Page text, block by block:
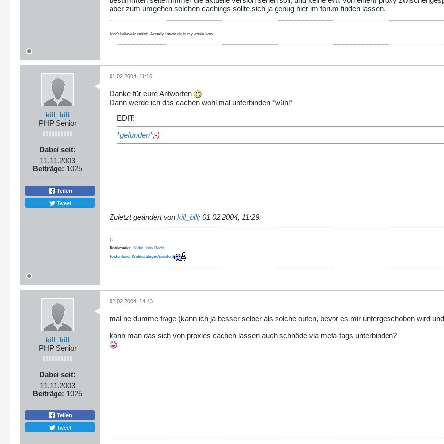
aber zum umgehen solchen cachings sollte sich ja genug hier im forum finden lassen.
I don't believe in rebirth. Actually, I never did in my whole lives.
kill_bill
PHP Senior
Dabei seit:
11.11.2003
Beiträge: 1025
Teilen
Tweet
01.02.2004, 11:16
Danke für eure Antworten
Dann werde ich das cachen wohl mal unterbinden *wühl*
EDIT:
*gefunden*;-)
Zuletzt geändert von kill_bill; 01.02.2004, 11:29.
(-:
Bookmarks: · Bilder·Jobs· Recht·
kostenloser Webkataloge-Assistent
kill_bill
PHP Senior
Dabei seit:
11.11.2003
Beiträge: 1025
Teilen
Tweet
02.02.2004, 14:43
mal ne dumme frage (kann ich ja besser selber als solche outen, bevor es mir untergeschoben wird
kann man das sich von proxies cachen lassen auch schnöde via meta-tags unterbinden?